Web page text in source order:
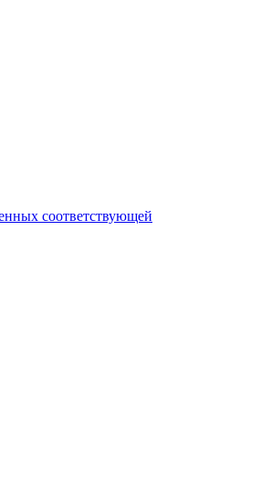
соответствующей